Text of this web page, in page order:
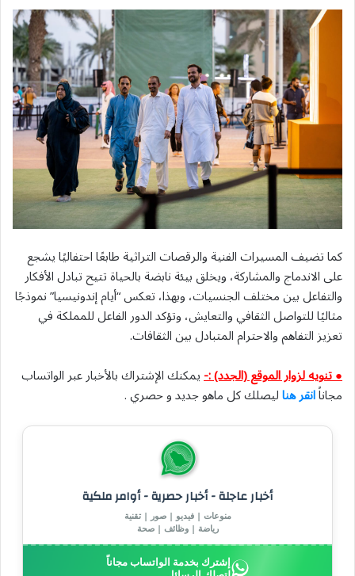
كما تضيف المسيرات الفنية والرقصات التراثية طابعًا احتفاليًا يشجع
على الاندماج والمشاركة، ويخلق بيئة نابضة بالحياة تتيح تبادل الأفكار
والتفاعل بين مختلف الجنسيات، وبهذا، تعكس “أيام إندونيسيا” نموذجًا
مثاليًا للتواصل الثقافي والتعايش، وتؤكد الدور الفاعل للمملكة في
تعزيز التفاهم والاحترام المتبادل بين الثقافات.
● تنويه لزوار الموقع (الجدد) :-يمكنك الإشتراك بالأخبار عبر الواتساب
مجاناًانقر هناليصلك كل ماهو جديد و حصري .
أخبار عاجلة - أخبار حصرية - أوامر ملكية
منوعات | فيديو | صور | تقنية
رياضة | وظائف | صحة
إشترك بخدمة الواتساب مجاناً